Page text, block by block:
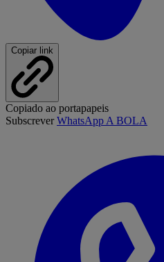
Copiar link
Copiado ao portapapeis
SubscreverWhatsApp A BOLA